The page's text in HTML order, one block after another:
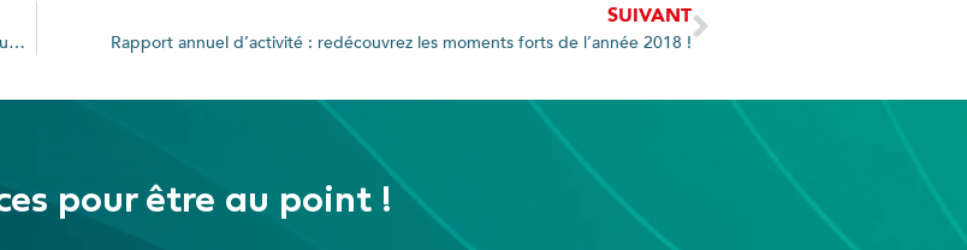
Alex : Production de chaleur à partir d’énergie renouvelable pour le nouveau groupe scolaire
SUIVANT
Rapport annuel d’activité : redécouvrez les moments forts de l’année 2018 !
pour être au point !